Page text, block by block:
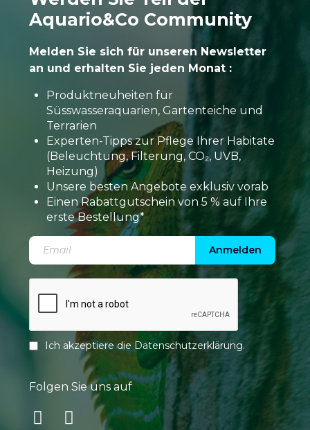
Aquario&Co Community
Melden Sie sich für unseren Newsletter
an und erhalten Sie jeden Monat :
Produktneuheiten für
Süsswasseraquarien, Gartenteiche und
Terrarien
Experten-Tipps zur Pflege Ihrer Habitate
(Beleuchtung, Filterung, CO₂, UVB,
Heizung)
Unsere besten Angebote exklusiv vorab
Einen Rabattgutschein von 5 % auf Ihre
erste Bestellung*
Anmelden
Ich akzeptiere dieDatenschutzerklärung.
Folgen Sie uns auf